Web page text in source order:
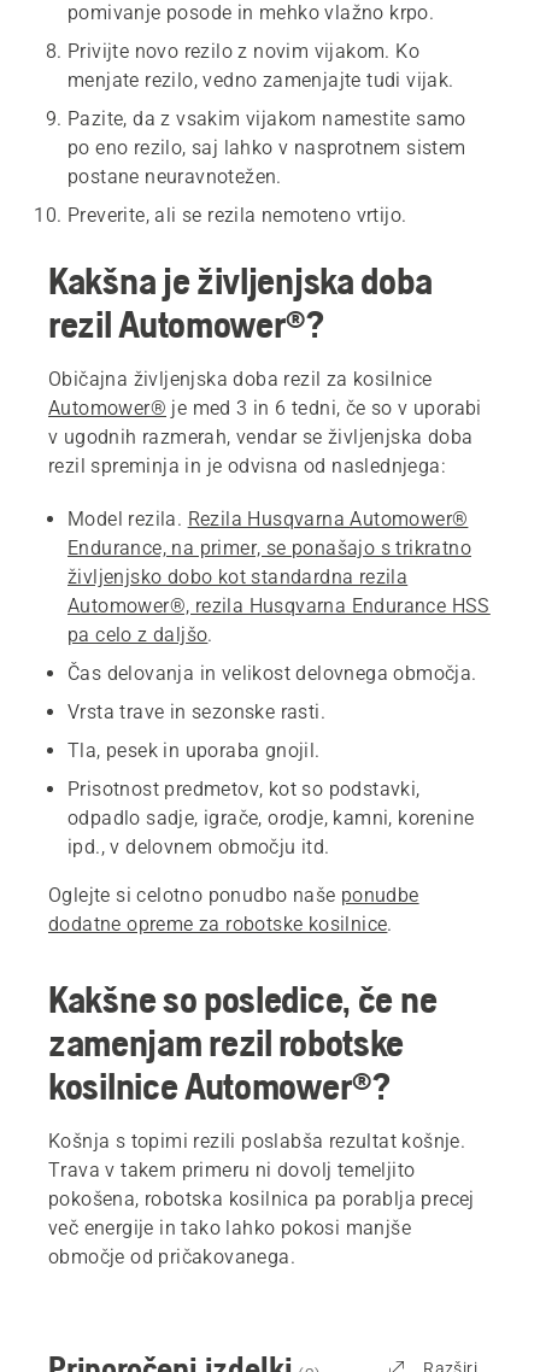
pomivanje posode in mehko vlažno krpo.
Privijte novo rezilo z novim vijakom. Ko
menjate rezilo, vedno zamenjajte tudi vijak.
Pazite, da z vsakim vijakom namestite samo
po eno rezilo, saj lahko v nasprotnem sistem
postane neuravnotežen.
Preverite, ali se rezila nemoteno vrtijo.
Kakšna je življenjska doba
rezil Automower®?
Običajna življenjska doba rezil za kosilnice
Automower® je med 3 in 6 tedni, če so v uporabi
v ugodnih razmerah, vendar se življenjska doba
rezil spreminja in je odvisna od naslednjega:
Model rezila. Rezila Husqvarna Automower®
Endurance, na primer, se ponašajo s trikratno
življenjsko dobo kot standardna rezila
Automower®, rezila Husqvarna Endurance HSS
pa celo z daljšo.
Čas delovanja in velikost delovnega območja.
Vrsta trave in sezonske rasti.
Tla, pesek in uporaba gnojil.
Prisotnost predmetov, kot so podstavki,
odpadlo sadje, igrače, orodje, kamni, korenine
ipd., v delovnem območju itd.
Oglejte si celotno ponudbo naše ponudbe
dodatne opreme za robotske kosilnice.
Kakšne so posledice, če ne
zamenjam rezil robotske
kosilnice Automower®?
Košnja s topimi rezili poslabša rezultat košnje.
Trava v takem primeru ni dovolj temeljito
pokošena, robotska kosilnica pa porablja precej
več energije in tako lahko pokosi manjše
območje od pričakovanega.